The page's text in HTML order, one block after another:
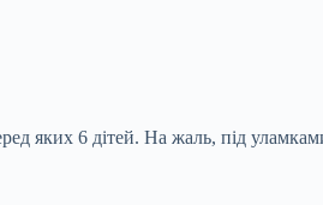
яких 6 дітей. На жаль, під